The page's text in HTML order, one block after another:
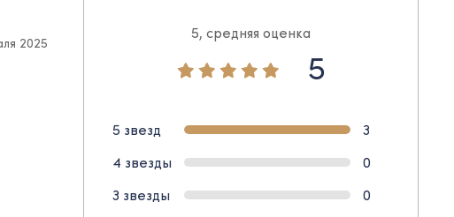
5, средняя оценка
5
5 звезд
3
4 звезды
0
3 звезды
0
2025